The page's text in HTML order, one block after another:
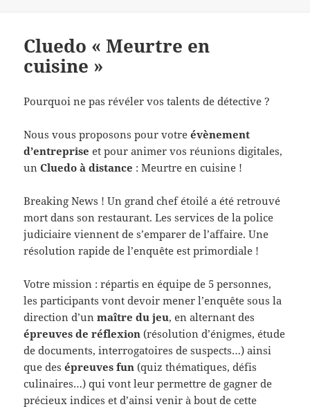
Cluedo « Meurtre en
cuisine »
Pourquoi ne pas révéler vos talents de détective ?
Nous vous proposons pour votreévènement
d’entreprise et pour animer vos réunions digitales,
unCluedo à distance : Meurtre en cuisine !
Breaking News ! Un grand chef étoilé a été retrouvé
mort dans son restaurant. Les services de la police
judiciaire viennent de s’emparer de l’affaire. Une
résolution rapide de l’enquête est primordiale !
Votre mission : répartis en équipe de 5 personnes,
les participants vont devoir mener l’enquête sous la
direction d’unmaître du jeu, en alternant des
épreuves de réflexion (résolution d’énigmes, étude
de documents, interrogatoires de suspects…) ainsi
que desépreuves fun (quiz thématiques, défis
culinaires…) qui vont leur permettre de gagner de
précieux indices et d’ainsi venir à bout de cette